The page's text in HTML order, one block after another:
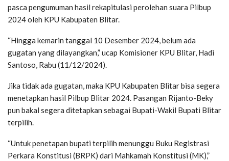
pasca pengumuman hasil rekapitulasi perolehan suara Pilbup
2024 oleh KPU Kabupaten Blitar.
“Hingga kemarin tanggal 10 Desember 2024, belum ada
gugatan yang dilayangkan,” ucap Komisioner KPU Blitar, Hadi
Santoso, Rabu (11/12/2024).
Jika tidak ada gugatan, maka KPU Kabupaten Blitar bisa segera
menetapkan hasil Pilbup Blitar 2024. Pasangan Rijanto-Beky
pun bakal segera ditetapkan sebagai Bupati-Wakil Bupati Blitar
terpilih.
“Untuk penetapan bupati terpilih menunggu Buku Registrasi
Perkara Konstitusi (BRPK) dari Mahkamah Konstitusi (MK),”